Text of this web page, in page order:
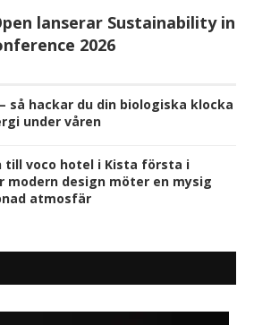
lanserar Sustainability in
2026
så hackar du din biologiska klocka
under våren
till voco hotel i Kista första i
modern design möter en mysig
atmosfär